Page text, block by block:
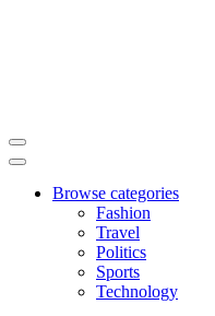
Browse categories
Fashion
Travel
Politics
Sports
Technology